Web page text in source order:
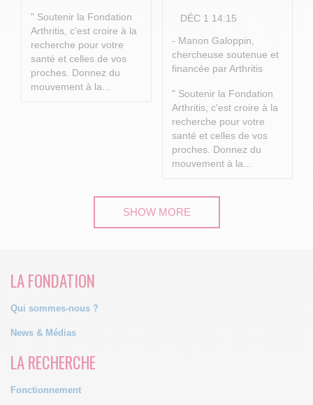
" Soutenir la Fondation
Arthritis, c'est croire à la
recherche pour votre
santé et celles de vos
proches. Donnez du
mouvement à la...
DÉC 1 14:15
- Manon Galoppin,
chercheuse soutenue et
financée par Arthritis
" Soutenir la Fondation
Arthritis, c'est croire à la
recherche pour votre
santé et celles de vos
proches. Donnez du
mouvement à la...
SHOW MORE
LA FONDATION
Qui sommes-nous ?
News & Médias
LA RECHERCHE
Fonctionnement